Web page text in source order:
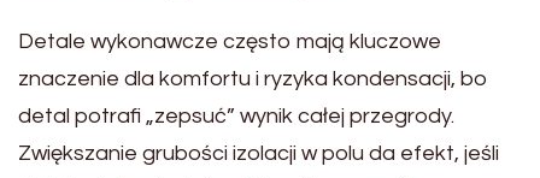
Detale wykonawcze często mają kluczowe
znaczenie dla komfortu i ryzyka kondensacji, bo
detal potrafi „zepsuć” wynik całej przegrody.
Zwiększanie grubości izolacji w polu da efekt, jeśli